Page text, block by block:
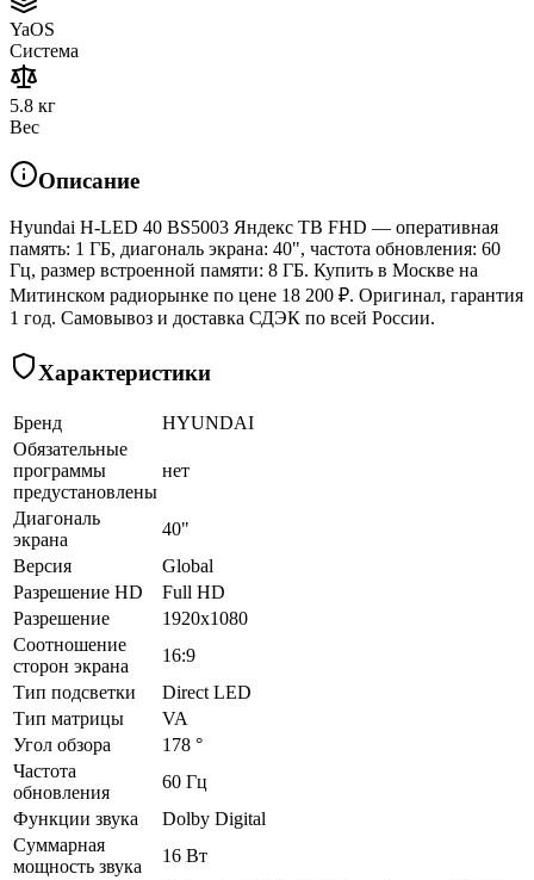
YaOS
Система
5.8 кг
Вес
Описание
Hyundai H-LED 40 BS5003 Яндекс ТВ FHD — оперативная
память: 1 ГБ, диагональ экрана: 40", частота обновления: 60
Гц, размер встроенной памяти: 8 ГБ. Купить в Москве на
Митинском радиорынке по цене 18 200 ₽. Оригинал, гарантия
1 год. Самовывоз и доставка СДЭК по всей России.
Характеристики
Бренд
HYUNDAI
Обязательные
программы
предустановлены
нет
Диагональ
экрана
40"
Версия
Global
Разрешение HD
Full HD
Разрешение
1920x1080
Соотношение
сторон экрана
16:9
Тип подсветки
Direct LED
Тип матрицы
VA
Угол обзора
178 °
Частота
обновления
60 Гц
Функции звука
Dolby Digital
Суммарная
мощность звука
16 Вт